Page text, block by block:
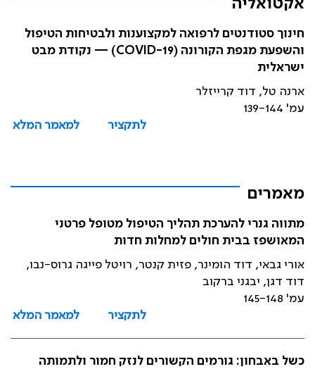
אקטואליה
חינוך סטודנטים לרפואה למקצוענות ולבטיחות הטיפול
והשפעת מגפת הקורונה (COVID-19) — נקודת מבט
ישראלית
ארנה טל, דוד קרייזלר
עמ' 139-144
לתקציר
למאמר המלא
מאמרים
מתווה גנרי להערכת תהליך הטיפול מטופל פרטני
המאושפז בבית חולים למחלות חדות
אורי גבאי, דוד הומינר, פזית קנטר, רויטל פייגה גרוס-נבו,
דוד דגן, יבגני ברקוב
עמ' 145-148
לתקציר
למאמר המלא
כשל באבחון: גורמים הקשורים לנזק חמור ולתמותה